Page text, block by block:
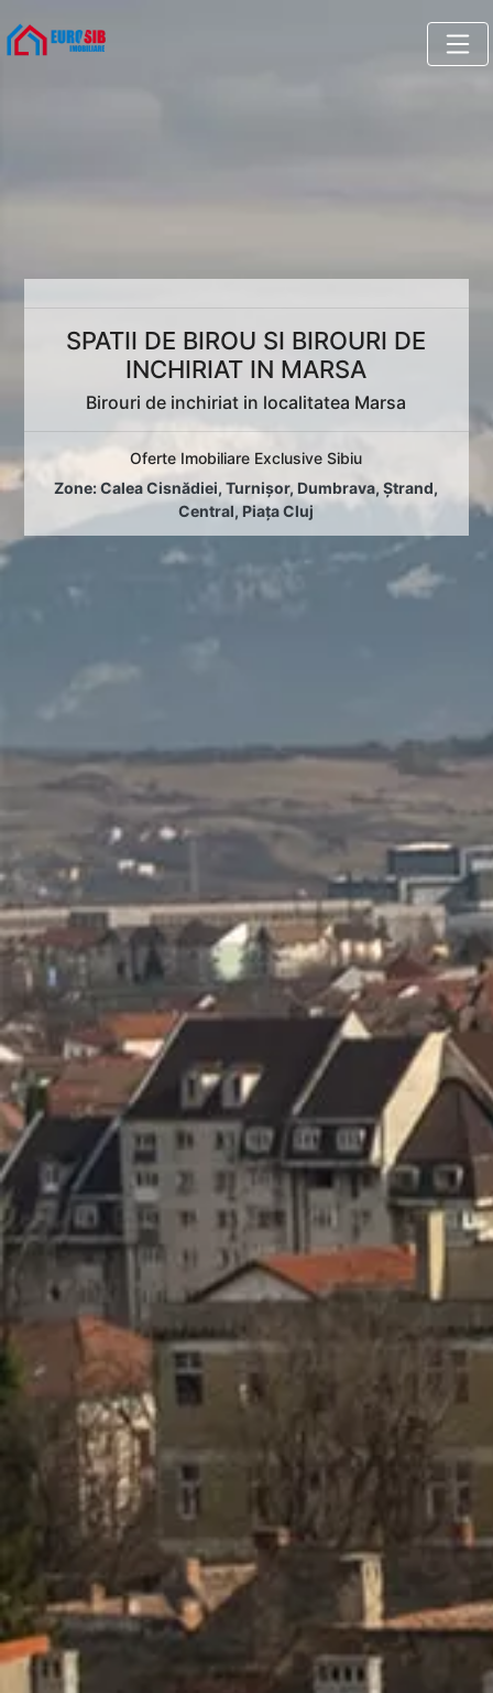
SPATII DE BIROU SI BIROURI DE
INCHIRIAT IN MARSA
Birouri de inchiriat in localitatea Marsa
Oferte Imobiliare Exclusive Sibiu
Zone:Calea Cisnădiei,Turnișor, Dumbrava,Ștrand,
Central,Piața Cluj